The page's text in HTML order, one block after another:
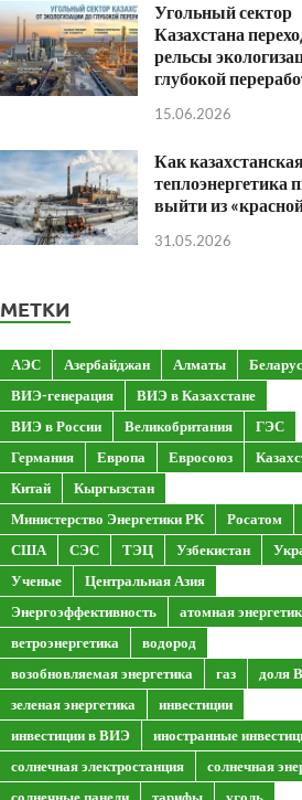
Угольный сектор
Казахстана
рельсы
глубокой
15.06.2026
Как
теплоэнергетика
выйти из
31.05.2026
МЕТКИ
АЭС Азербайджан Алматы
ВИЭ-генерация
ВИЭ в Казахстане
ВИЭ в России
Великобритания
ГЭС
Германия
Европа Евросоюз
Китай
Кыргызстан
Министерство Энергетики РК
Росатом
США
СЭС ТЭЦ Узбекистан
Ученые
Центральная Азия
Энергоэффективность
атомная
ветроэнергетика
водород
возобновляемая энергетика
газ
доля
зеленая энергетика
инвестиции
инвестиции в ВИЭ
иностранные
солнечная электростанция
солнечная
солнечные панели
тарифы уголь